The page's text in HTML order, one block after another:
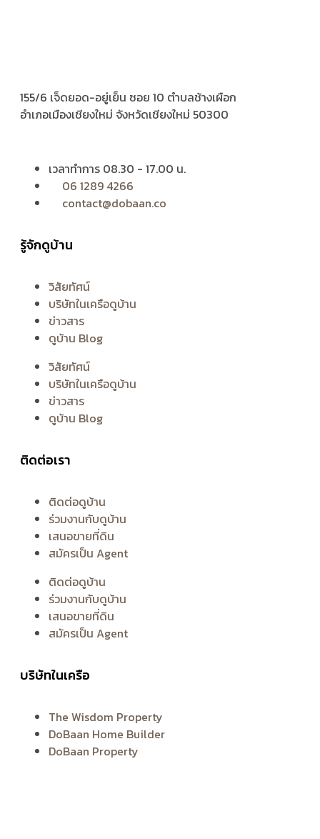
155/6 เจ็ดยอด-อยู่เย็น ซอย 10 ตำบลช้างเผือก
อำเภอเมืองเชียงใหม่ จังหวัดเชียงใหม่ 50300
เวลาทำการ 08.30 - 17.00 น.
06 1289 4266
contact@dobaan.co
รู้จักดูบ้าน
วิสัยทัศน์
บริษัทในเครือดูบ้าน
ข่าวสาร
ดูบ้าน Blog
วิสัยทัศน์
บริษัทในเครือดูบ้าน
ข่าวสาร
ดูบ้าน Blog
ติดต่อเรา
ติดต่อดูบ้าน
ร่วมงานกับดูบ้าน
เสนอขายที่ดิน
สมัครเป็น Agent
ติดต่อดูบ้าน
ร่วมงานกับดูบ้าน
เสนอขายที่ดิน
สมัครเป็น Agent
บริษัทในเครือ
The Wisdom Property
DoBaan Home Builder
DoBaan Property